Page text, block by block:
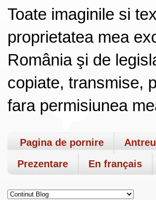
Toate imaginile si
proprietatea mea
România şi de
copiate, transmise,
fara permisiunea
Pagina de pornire
Prezentare
En français